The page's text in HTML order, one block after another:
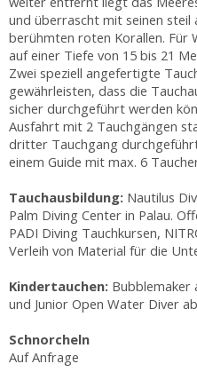
und überrascht mit seinen steil
berühmten roten Korallen. Für
auf einer Tiefe von 15 bis 21
Zwei speziell angefertigte
gewährleisten, dass die
sicher durchgeführt werden
Ausfahrt mit 2 Tauchgängen
dritter Tauchgang
einem Guide mit max. 6
Tauchausbildung: Nautilus
Palm Diving Center in Palau.
PADI Diving Tauchkursen,
Verleih von Material für die
Kindertauchen: Bubblemaker
und Junior Open Water Diver
Schnorcheln
Auf Anfrage